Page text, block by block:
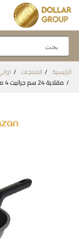
الرئيسية المنتجات
مقلاية 24 سم جرانيت 4 مم Kazan / Black